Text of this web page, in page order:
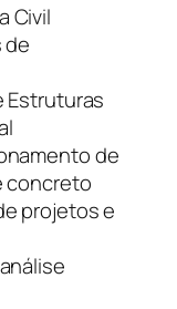
Civil
de
Estruturas
de
concreto
projetos e